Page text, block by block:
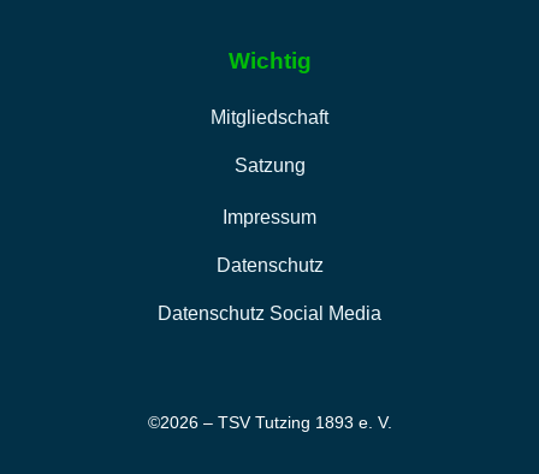
Wichtig
Mitgliedschaft
Satzung
Impressum
Datenschutz
Datenschutz Social Media
©2026 – TSV Tutzing 1893 e. V.